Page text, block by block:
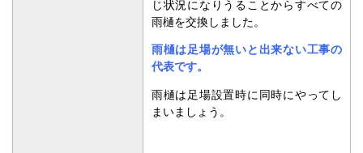
じ状況になりうることからすべての
雨樋を交換しました。
雨樋は足場が無いと出来ない工事の
代表です。
雨樋は足場設置時に同時にやってし
まいましょう。